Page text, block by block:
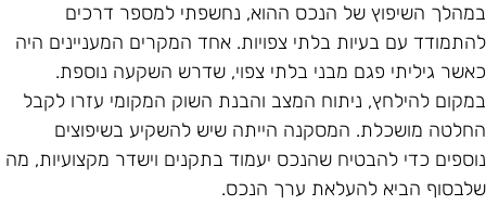
השיפוץ של הנכס ההוא, נחשפתי למספר דרכים
עם בעיות בלתי צפויות. אחד המקרים המעניינים היה
גיליתי פגם מבני בלתי צפוי, שדרש השקעה נוספת.
להילחץ, ניתוח המצב והבנת השוק המקומי עזרו לקבל
מושכלת. המסקנה הייתה שיש להשקיע בשיפוצים
כדי להבטיח שהנכס יעמוד בתקנים וישדר מקצועיות, מה
הביא להעלאת ערך הנכס.